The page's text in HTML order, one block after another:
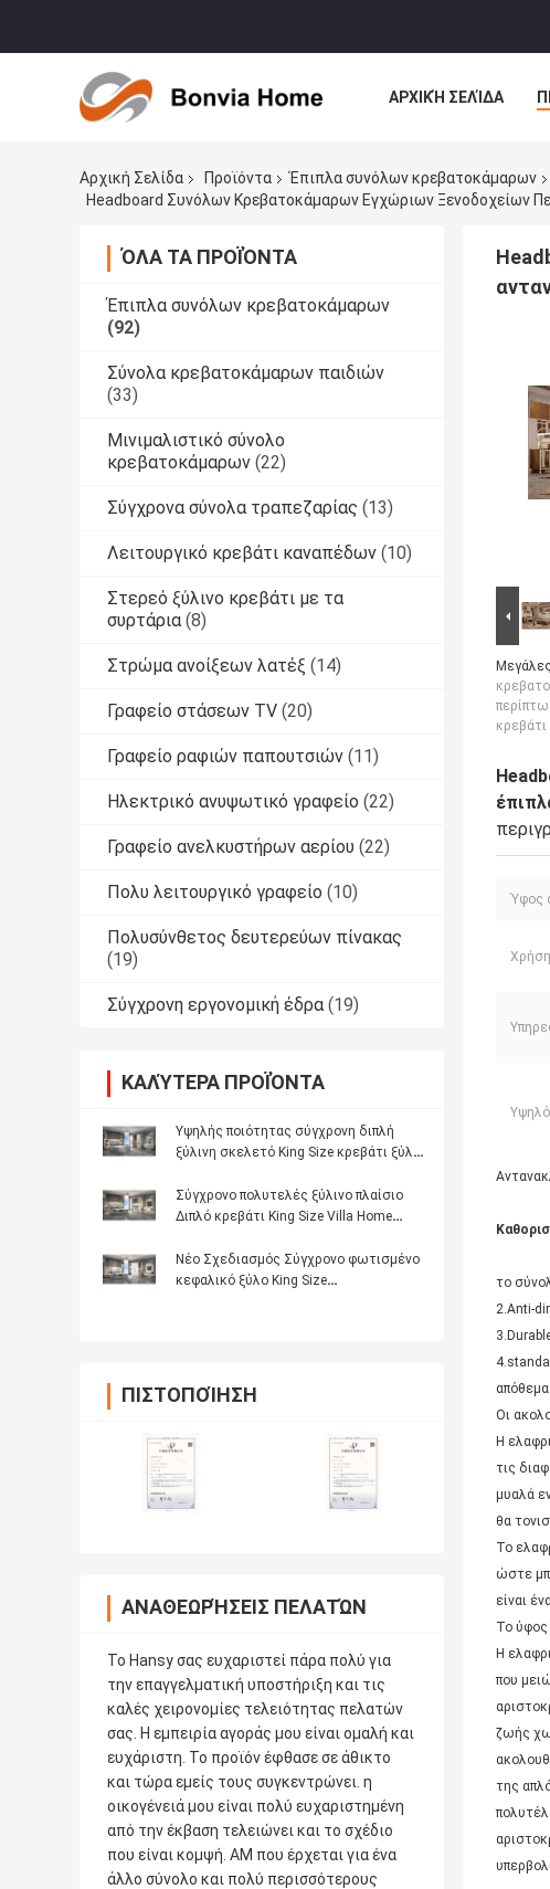
ΑΡΧΙΚΉ ΣΕΛΊΔΑ
Αρχική Σελίδα
Προϊόντα
Έπιπλα συνόλων κρεβατοκάμαρων
Headboard Συνόλων Κρεβατοκάμαρων Εγχώριων Ξενοδοχείων
ΌΛΑ ΤΑ ΠΡΟΪΌΝΤΑ
Έπιπλα συνόλων κρεβατοκάμαρων
(92)
Σύνολα κρεβατοκάμαρων παιδιών
(33)
Μινιμαλιστικό σύνολο
κρεβατοκάμαρων (22)
Σύγχρονα σύνολα τραπεζαρίας (13)
Λειτουργικό κρεβάτι καναπέδων (10)
Στερεό ξύλινο κρεβάτι με τα
συρτάρια (8)
Στρώμα ανοίξεων λατέξ (14)
Γραφείο στάσεων TV (20)
Γραφείο ραφιών παπουτσιών (11)
Ηλεκτρικό ανυψωτικό γραφείο (22)
Γραφείο ανελκυστήρων αερίου (22)
Πολυ λειτουργικό γραφείο (10)
Πολυσύνθετος δευτερεύων πίνακας
(19)
Σύγχρονη εργονομική έδρα (19)
ΚΑΛΎΤΕΡΑ ΠΡΟΪΌΝΤΑ
Υψηλής ποιότητας σύγχρονη διπλή
ξύλινη σκελετό King Size κρεβάτι ξύλο
πολυτελή πλήρες σύνολο επίπλων
κρεβατοκάμαρας
Σύγχρονο πολυτελές ξύλινο πλαίσιο
Διπλό κρεβάτι King Size Villa Home
Mdf
Νέο Σχεδιασμός Σύγχρονο φωτισμένο
κεφαλικό ξύλο King Size
ΠΙΣΤΟΠΟΊΗΣΗ
ΑΝΑΘΕΩΡΉΣΕΙΣ ΠΕΛΑΤΏΝ
Το Hansy σας ευχαριστεί πάρα πολύ για
την επαγγελματική υποστήριξη και τις
καλές χειρονομίες τελειότητας πελατών
σας. Η εμπειρία αγοράς μου είναι ομαλή και
ευχάριστη. Το προϊόν έφθασε σε άθικτο
και τώρα εμείς τους συγκεντρώνει. η
οικογένειά μου είναι πολύ ευχαριστημένη
από την έκβαση τελειώνει και το σχέδιο
που είναι κομψή. AM που έρχεται για ένα
άλλο σύνολο και πολύ περισσότερους
κρεβάτι
Ύφος
το
2.Anti-
απόθεμα
Οι
Η
τις
μυαλά
θα
Το
ώστε
είναι
Το ύφος
Η
που
ζωής
της